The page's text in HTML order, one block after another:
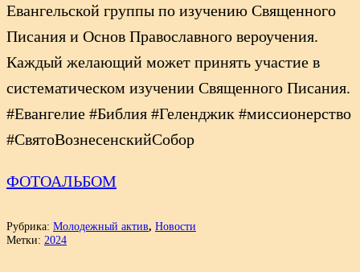
Евангельской группы по изучению Священного
Писания и Основ Православного вероучения.
Каждый желающий может принять участие в
систематическом изучении Священного Писания.
#Евангелие #Библия #Геленджик #миссионерство
#СвятоВознесенскийСобор
ФОТОАЛЬБОМ
Рубрика: Молодежный актив, Новости
Метки: 2024